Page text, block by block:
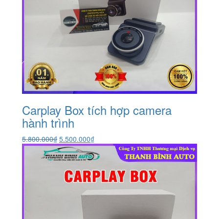
Carplay Box tích hợp camera
hành trình
5.800.000₫ Giá
gốc
là:
5.800.000₫.
5.500.000₫Giá
hiện
tại
là:
5.500.000₫.